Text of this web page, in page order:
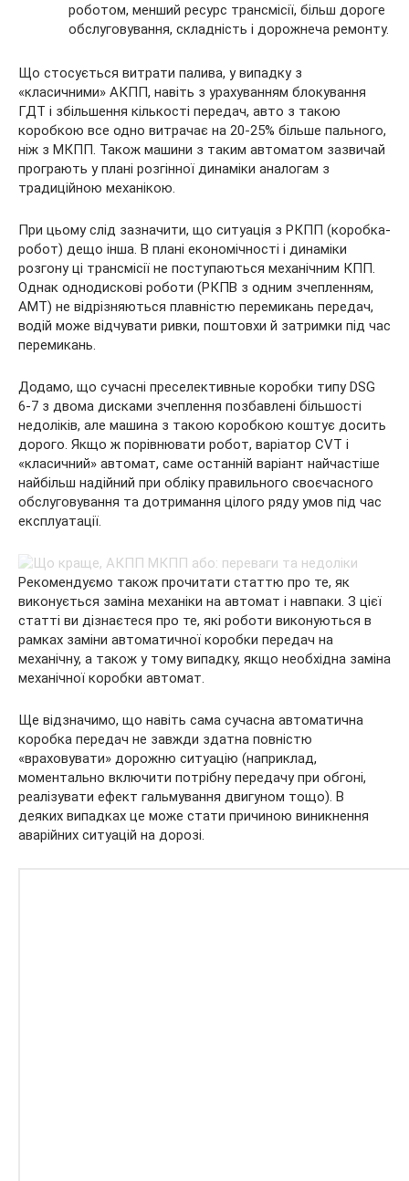
роботом, менший ресурс трансмісії, більш дороге
обслуговування, складність і дорожнеча ремонту.
Що стосується витрати палива, у випадку з
«класичними» АКПП, навіть з урахуванням блокування
ГДТ і збільшення кількості передач, авто з такою
коробкою все одно витрачає на 20-25% більше пального,
ніж з МКПП. Також машини з таким автоматом зазвичай
програють у плані розгінної динаміки аналогам з
традиційною механікою.
При цьому слід зазначити, що ситуація з РКПП (коробка-
робот) дещо інша. В плані економічності і динаміки
розгону ці трансмісії не поступаються механічним КПП.
Однак однодискові роботи (РКПВ з одним зчепленням,
АМТ) не відрізняються плавністю перемикань передач,
водій може відчувати ривки, поштовхи й затримки під час
перемикань.
Додамо, що сучасні преселективные коробки типу DSG
6-7 з двома дисками зчеплення позбавлені більшості
недоліків, але машина з такою коробкою коштує досить
дорого. Якщо ж порівнювати робот, варіатор CVT і
«класичний» автомат, саме останній варіант найчастіше
найбільш надійний при обліку правильного своєчасного
обслуговування та дотримання цілого ряду умов під час
експлуатації.
Рекомендуємо також прочитати статтю про те, як
виконується заміна механіки на автомат і навпаки. З цієї
статті ви дізнаєтеся про те, які роботи виконуються в
рамках заміни автоматичної коробки передач на
механічну, а також у тому випадку, якщо необхідна заміна
механічної коробки автомат.
Ще відзначимо, що навіть сама сучасна автоматична
коробка передач не завжди здатна повністю
«враховувати» дорожню ситуацію (наприклад,
моментально включити потрібну передачу при обгоні,
реалізувати ефект гальмування двигуном тощо). В
деяких випадках це може стати причиною виникнення
аварійних ситуацій на дорозі.